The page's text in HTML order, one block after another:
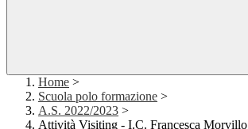
Home >
Scuola polo formazione >
A.S. 2022/2023 >
Attività Visiting - I.C. Francesca Morvillo